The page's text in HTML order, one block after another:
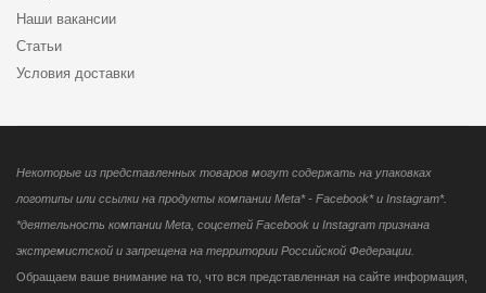
Наши вакансии
Статьи
Условия доставки
Некоторые из представленных товаров могут содержать на упаковках
логотипы или ссылки на продукты компании Meta* - Facebook* и Instagram*.
*деятельность компании Meta, соцсетей Facebook и Instagram признана
экстремистской и запрещена на территории Российской Федерации.
Обращаем ваше внимание на то, что вся представленная на сайте информация,